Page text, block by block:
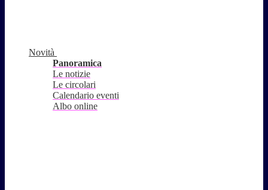
Novità
Panoramica
Le notizie
Le circolari
Calendario eventi
Albo online